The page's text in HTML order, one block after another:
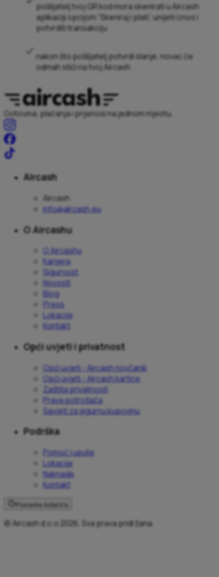
pošiljatelj tvoj QR kod mora skenirati u Aircash
aplikaciji opcijom “Skeniraj i plati”, unijeti iznos i
potvrditi transakciju
nakon što pošiljatelj potvrdi slanje, novac će
odmah stići na tvoj Aircash
Gotovina, plaćanja i prijenosi na jednom mjestu.
Aircash
Aircash
info@aircash.eu
O Aircashu
O Aircashu
Karijere
Sigurnost
Novosti
Blog
Press
Lokacije
Kontakt
Opći uvjeti i privatnost
Opći uvjeti - Aircash novčanik
Opći uvjeti - Aircash kartice
Zaštita privatnosti
Prava potrošača
Savjeti za sigurnu kupovinu
Podrška
Pomoć i upute
Lokacije
Naknade
Kontakt
Postavke kolačića
© Aircash d.o.o 2026. Sva prava pridržana.